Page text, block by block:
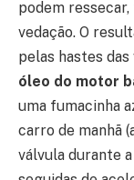
podem
vedação. O
pelas hastes das
óleo do motor
uma fumacinha
carro de manhã
válvula durante